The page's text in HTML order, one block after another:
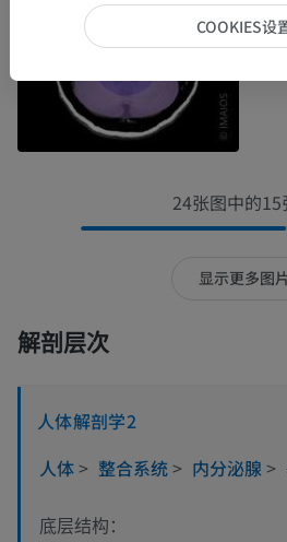
24张图中的15
显示更多图
解剖层次
人体解剖学2
人体> 整合系统> 内分泌腺 >
底层结构：
COOKIES设